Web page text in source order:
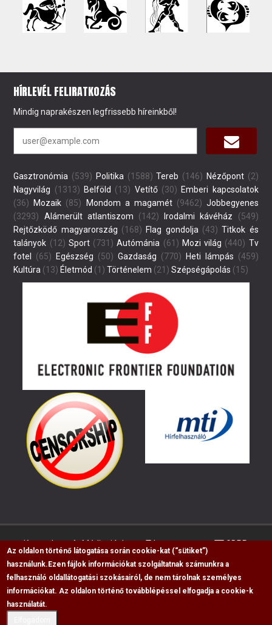
HÍRLEVÉL FELIRATKOZÁS
Mindig naprakészen legfrissebb híreinkből!
Gasztronómia (539) Politika (1588) Tereb (146) Nézőpont(2)
Nagyvilág (1313) Belföld (13) Vetítő(30) Emberi kapcsolatok
(36)
Mozaik (85) Mondom a magamét(9462) Jobbegyenes
(3293)
Alámerült atlantiszom (142) Irodalmi kávéház (549)
Rejtőzködő magyarország (168) Flag gondolja (43) Titkok és
talányok (12) Sport(731) Autómánia (61) Mozi világ (440) Tv
fotel
(65) Egészség (50) Gazdaság (770) Heti lámpás (459)
Kultúra (13) Életmód (1) Történelem (21) Szépségápolás (15)
Kapcsolat Médiaajánlat Impresszum GDPR
RSS
Copyright © 2009-2026, Flag Polgári Magazin saját
Az oldalon történő látogatása során cookie-kat (“sütiket”)
használunk. Ezen fájlok információkat szolgáltatnak számunkra a
felhasználó oldallátogatási szokásairól, de nem tárolnak személyes
információkat. Az oldalon történő továbblépéssel elfogadja a cookie-k
használatát.